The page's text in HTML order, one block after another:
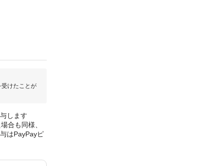
けたことが
します
合も同様、
はPayPayピ